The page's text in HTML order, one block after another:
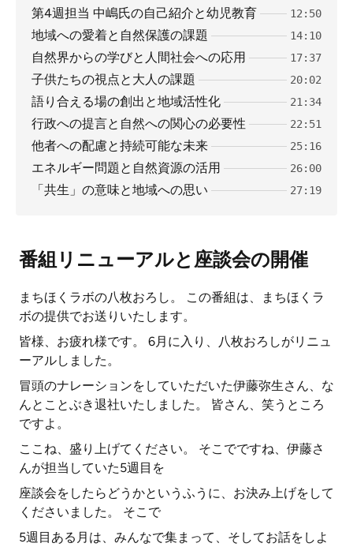
第4週担当 中嶋氏の自己紹介と幼児教育 12:50
地域への愛着と自然保護の課題 14:10
自然界からの学びと人間社会への応用 17:37
子供たちの視点と大人の課題 20:02
語り合える場の創出と地域活性化 21:34
行政への提言と自然への関心の必要性 22:51
他者への配慮と持続可能な未来 25:16
エネルギー問題と自然資源の活用 26:00
「共生」の意味と地域への思い 27:19
番組リニューアルと座談会の開催
まちほくラボの八枚おろし。 この番組は、まちほくラ
ボの提供でお送りいたします。
皆様、お疲れ様です。 6月に入り、八枚おろしがリニュ
ーアルしました。
冒頭のナレーションをしていただいた伊藤弥生さん、な
んとことぶき退社いたしました。 皆さん、笑うところ
ですよ。
ここね、盛り上げてください。 そこでですね、伊藤さ
んが担当していた5週目を
座談会をしたらどうかというふうに、お決み上げをして
くださいました。 そこで
5週目ある月は、みんなで集まって、そしてお話をしよ